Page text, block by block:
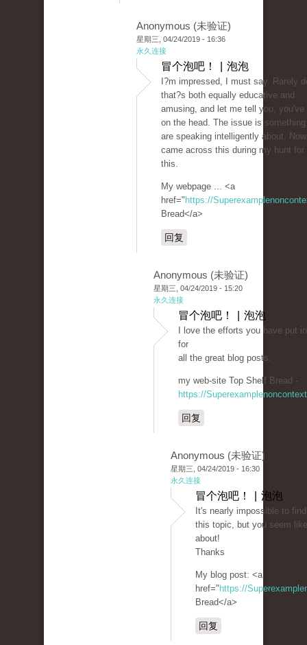
Anonymous (未验证)
星期三, 04/24/2019 - 16:36
永久连接
冒个泡吧！ | 泡泡
I?m impressed, I must say. Rarely
that?s both equally educative and
amusing, and let me tell you, you've
on the head. The issue is
are speaking intelligently about.
came across this during my hunt for
this.
My webpage ... <a
href=" https://
Bread</a>
回复
Anonymous (未验证)
星期三, 04/24/2019 - 15:20
永久连接
冒个泡吧！ | 泡泡
I love the efforts you have put
for
all the great blog posts.
my web-site Top Shelf Bread -
https://
回复
Anonymous (未验证)
星期三, 04/24/2019 - 16:30
永久连接
冒个泡吧！ | 泡泡
It's nearly impossible to
this topic, but you seem
about!
Thanks
My blog post: <a
href=" https://
Bread</a>
回复